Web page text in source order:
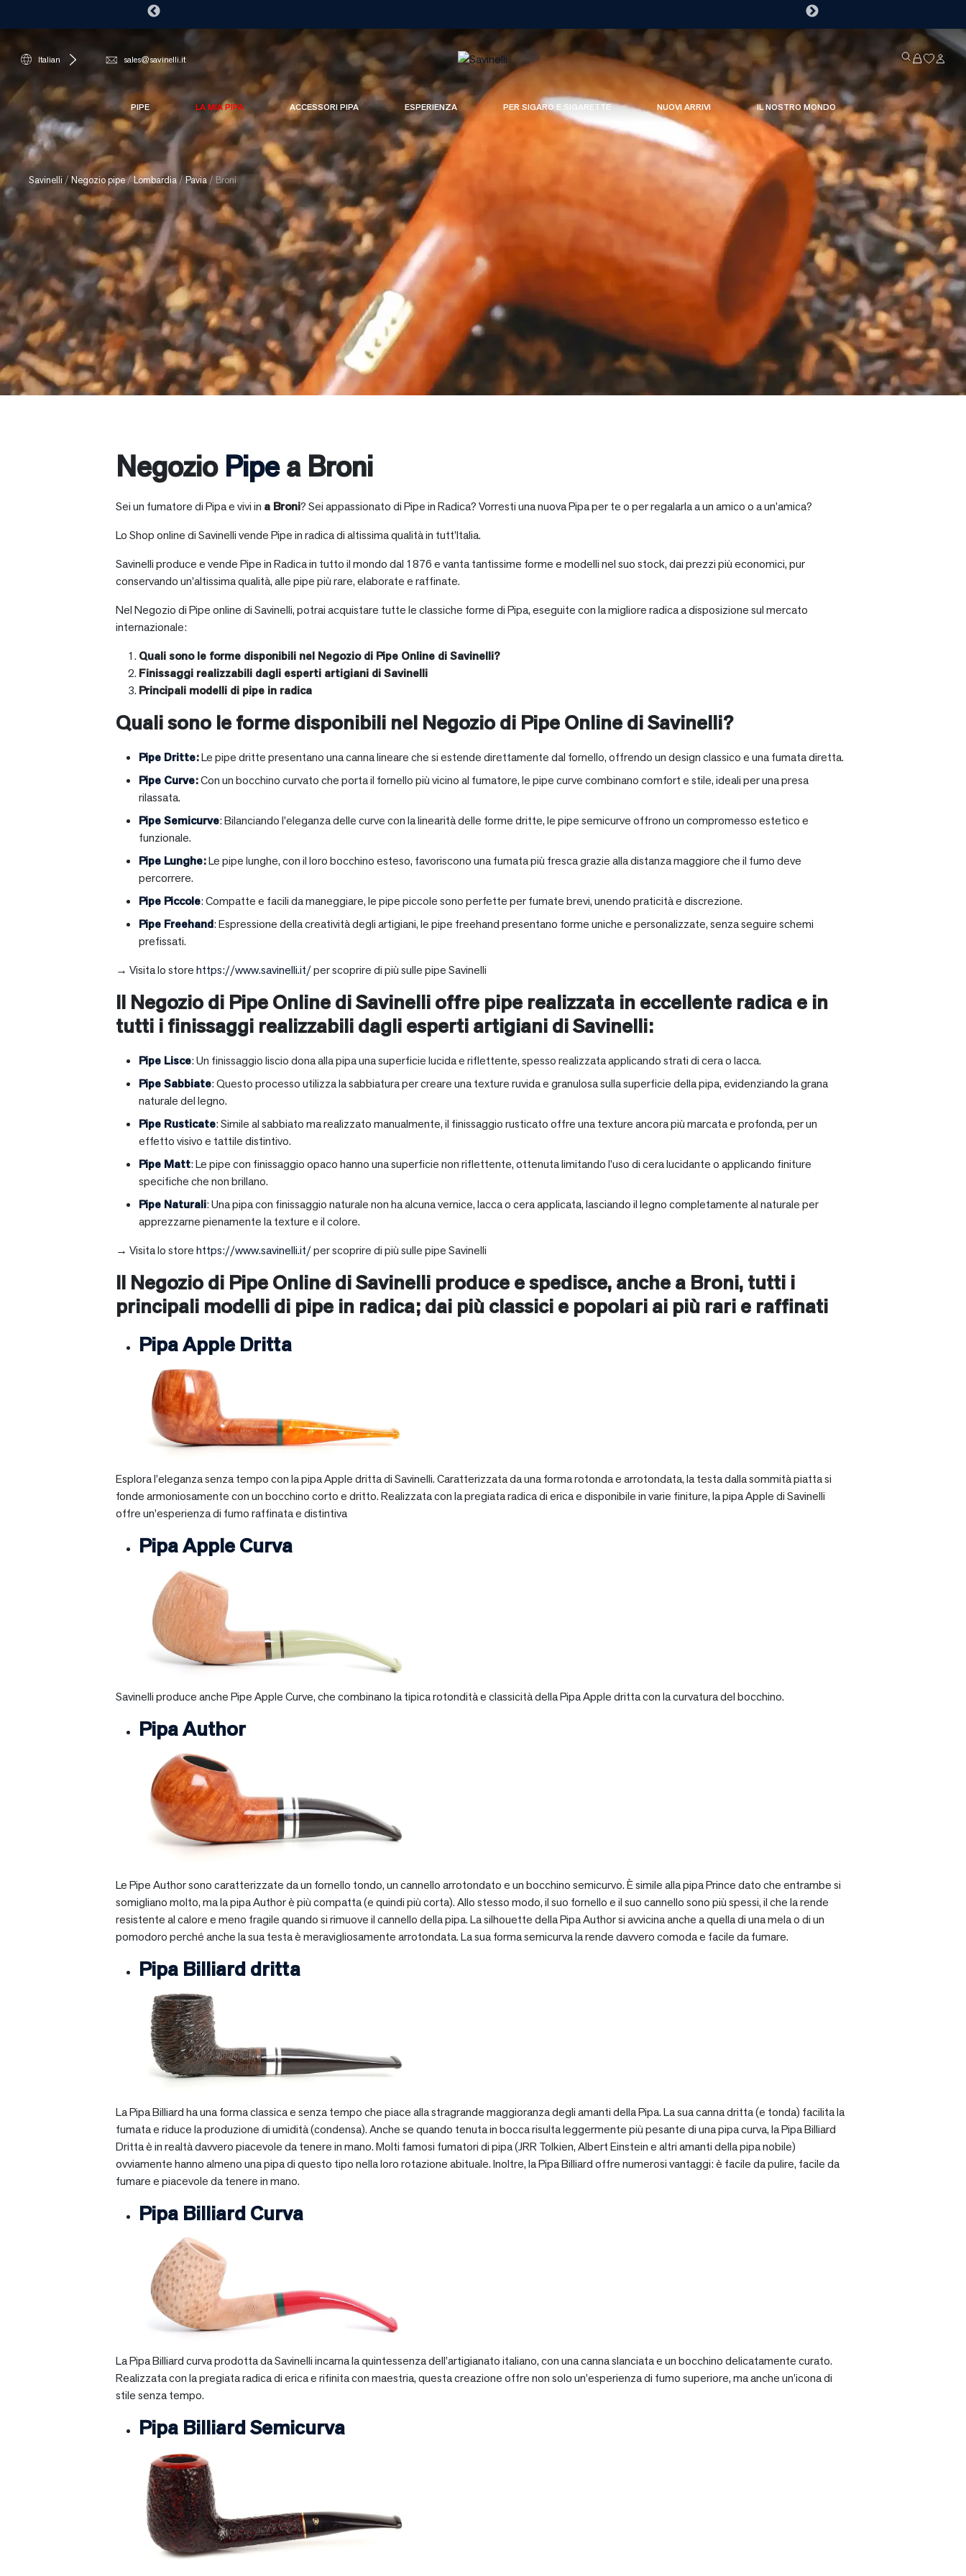
Italian sales@savinelli.it
PIPE LA MIA PIPA ACCESSORI PIPA ESPERIENZA PER SIGARO E SIGARETTE NUOVI ARRIVI IL NOSTRO MONDO
Savinelli / Negozio pipe/Lombardia /Pavia / Broni
Negozio Pipea Broni
Sei un fumatore di Pipa e vivi in a Broni? Sei appassionato di Pipe in Radica? Vorresti una nuova Pipa per te o per regalarla a un amico o a un’amica?
Lo Shop online di Savinelli vende Pipe in radica di altissima qualità in tutt’Italia.
Savinelli produce e vende Pipe in Radica in tutto il mondo dal 1876 e vanta tantissime forme e modelli nel suo stock, dai prezzi più economici, pur
conservando un’altissima qualità, alle pipe più rare, elaborate e raffinate.
Nel Negozio di Pipe online di Savinelli, potrai acquistare tutte le classiche forme di Pipa, eseguite con la migliore radica a disposizione sul mercato
internazionale:
Quali sono le forme disponibili nel Negozio di Pipe Online di Savinelli?
Finissaggi realizzabili dagli esperti artigiani di Savinelli
Principali modelli di pipe in radica
Quali sono le forme disponibili nel Negozio di Pipe Online di Savinelli?
Pipe Dritte:Le pipe dritte presentano una canna lineare che si estende direttamente dal fornello, offrendo un design classico e una fumata diretta.
Pipe Curve:Con un bocchino curvato che porta il fornello più vicino al fumatore, le pipe curve combinano comfort e stile, ideali per una presa
rilassata.
Pipe Semicurve: Bilanciando l’eleganza delle curve con la linearità delle forme dritte, le pipe semicurve offrono un compromesso estetico e
funzionale.
Pipe Lunghe:Le pipe lunghe, con il loro bocchino esteso, favoriscono una fumata più fresca grazie alla distanza maggiore che il fumo deve
percorrere.
Pipe Piccole: Compatte e facili da maneggiare, le pipe piccole sono perfette per fumate brevi, unendo praticità e discrezione.
Pipe Freehand: Espressione della creatività degli artigiani, le pipe freehand presentano forme uniche e personalizzate, senza seguire schemi
prefissati.
→ Visita lo storehttps://www.savinelli.it/per scoprire di più sulle pipe Savinelli
Il Negozio di Pipe Online di Savinelli offre pipe realizzata in eccellente radica e in
tutti i finissaggi realizzabili dagli esperti artigiani di Savinelli:
Pipe Lisce: Un finissaggio liscio dona alla pipa una superficie lucida e riflettente, spesso realizzata applicando strati di cera o lacca.
Pipe Sabbiate: Questo processo utilizza la sabbiatura per creare una texture ruvida e granulosa sulla superficie della pipa, evidenziando la grana
naturale del legno.
Pipe Rusticate: Simile al sabbiato ma realizzato manualmente, il finissaggio rusticato offre una texture ancora più marcata e profonda, per un
effetto visivo e tattile distintivo.
Pipe Matt: Le pipe con finissaggio opaco hanno una superficie non riflettente, ottenuta limitando l’uso di cera lucidante o applicando finiture
specifiche che non brillano.
Pipe Naturali: Una pipa con finissaggio naturale non ha alcuna vernice, lacca o cera applicata, lasciando il legno completamente al naturale per
apprezzarne pienamente la texture e il colore.
→ Visita lo storehttps://www.savinelli.it/per scoprire di più sulle pipe Savinelli
Il Negozio di Pipe Online di Savinelli produce e spedisce, anche a Broni, tutti i
principali modelli di pipe in radica; dai più classici e popolari ai più rari e raffinati
Pipa Apple Dritta
Esplora l’eleganza senza tempo con la pipa Apple dritta di Savinelli. Caratterizzata da una forma rotonda e arrotondata, la testa dalla sommità piatta si
fonde armoniosamente con un bocchino corto e dritto. Realizzata con la pregiata radica di erica e disponibile in varie finiture, la pipa Apple di Savinelli
offre un’esperienza di fumo raffinata e distintiva
Pipa Apple Curva
Savinelli produce anche Pipe Apple Curve, che combinano la tipica rotondità e classicità della Pipa Apple dritta con la curvatura del bocchino.
Pipa Author
Le Pipe Author sono caratterizzate da un fornello tondo, un cannello arrotondato e un bocchino semicurvo. È simile alla pipa Prince dato che entrambe si
somigliano molto, ma la pipa Author è più compatta (e quindi più corta). Allo stesso modo, il suo fornello e il suo cannello sono più spessi, il che la rende
resistente al calore e meno fragile quando si rimuove il cannello della pipa. La silhouette della Pipa Author si avvicina anche a quella di una mela o di un
pomodoro perché anche la sua testa è meravigliosamente arrotondata. La sua forma semicurva la rende davvero comoda e facile da fumare.
Pipa Billiard dritta
La Pipa Billiard ha una forma classica e senza tempo che piace alla stragrande maggioranza degli amanti della Pipa. La sua canna dritta (e tonda) facilita la
fumata e riduce la produzione di umidità (condensa). Anche se quando tenuta in bocca risulta leggermente più pesante di una pipa curva, la Pipa Billiard
Dritta è in realtà davvero piacevole da tenere in mano. Molti famosi fumatori di pipa (JRR Tolkien, Albert Einstein e altri amanti della pipa nobile)
ovviamente hanno almeno una pipa di questo tipo nella loro rotazione abituale. Inoltre, la Pipa Billiard offre numerosi vantaggi: è facile da pulire, facile da
fumare e piacevole da tenere in mano.
Pipa Billiard Curva
La Pipa Billiard curva prodotta da Savinelli incarna la quintessenza dell’artigianato italiano, con una canna slanciata e un bocchino delicatamente curato.
Realizzata con la pregiata radica di erica e rifinita con maestria, questa creazione offre non solo un’esperienza di fumo superiore, ma anche un’icona di
stile senza tempo.
Pipa Billiard Semicurva